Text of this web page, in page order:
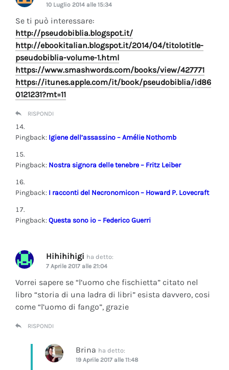
10 Luglio 2014 alle 15:34
Se ti può interessare:
http://pseudobiblia.blogspot.it/
http://ebookitalian.blogspot.it/2014/04/titolotitle-
pseudobiblia-volume-1.html
https://www.smashwords.com/books/view/427771
https://itunes.apple.com/it/book/pseudobiblia/id86
0121231?mt=11
RISPONDI
Pingback: Igiene dell’assassino – Amélie Nothomb
Pingback: Nostra signora delle tenebre – Fritz Leiber
Pingback: I racconti del Necronomicon – Howard P. Lovecraft
Pingback:Questa sono io – Federico Guerri
Hihihihigi ha detto:
7 Aprile 2017 alle 21:04
Vorrei sapere se “l’uomo che fischietta” citato nel
libro “storia di una ladra di libri” esista davvero, cosi
come “l’uomo di fango”, grazie
RISPONDI
Brina ha detto:
19 Aprile 2017 alle 11:48